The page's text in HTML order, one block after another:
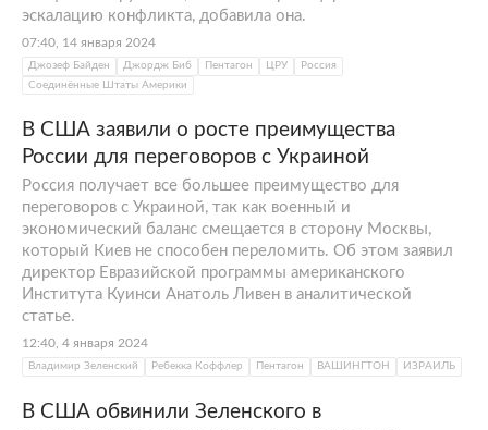
эскалацию конфликта, добавила она.
07:40, 14 января 2024
Джозеф Байден Джордж Биб Пентагон ЦРУ
Россия
Соединённые Штаты Америки
В США заявили о росте преимущества
России для переговоров с Украиной
Россия получает все большее преимущество для
переговоров с Украиной, так как военный и
экономический баланс смещается в сторону Москвы,
который Киев не способен переломить. Об этом заявил
директор Евразийской программы американского
Института Куинси Анатоль Ливен в аналитической
статье.
12:40, 4 января 2024
Владимир Зеленский Ребекка Коффлер Пентагон ВАШИНГТОН ИЗРАИЛЬ
В США обвинили Зеленского в